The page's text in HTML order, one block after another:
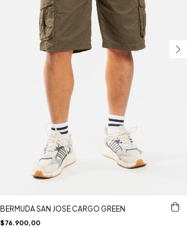
BERMUDA SAN JOSE CARGO GREEN
$76.900,00